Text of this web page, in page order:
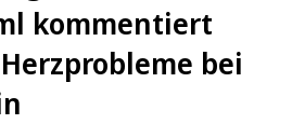
kommentiert
bei